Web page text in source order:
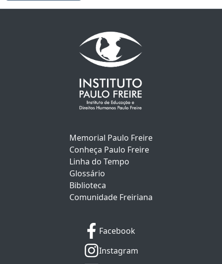
Memorial Paulo Freire
Conheça Paulo Freire
Linha do Tempo
Glossário
Biblioteca
Comunidade Freiriana
Facebook
Instagram